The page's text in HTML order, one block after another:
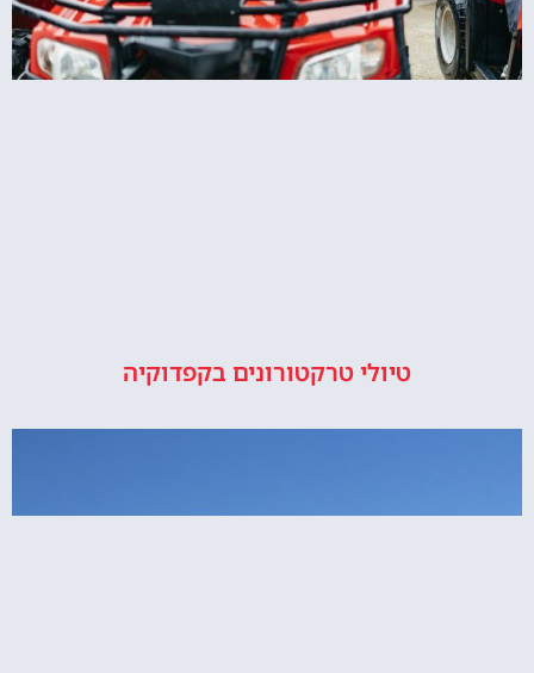
טיולי טרקטורונים בקפדוקיה